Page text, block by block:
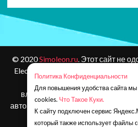
© 2020Simoleon.ru. Этот сайт не
Electronic Arts или ее
являются собственностью
владельцев. Контент и
авторским правом Electronic Arts
Все права
Политика Конфиденциальности
Для повышения удобства сайта
cookies. Что Такое Куки.
К сайту подключен сервис
который также использует файлы